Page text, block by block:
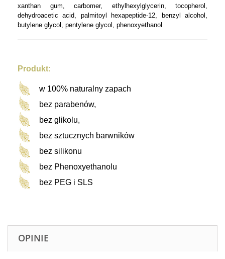
xanthan gum, carbomer, ethylhexylglycerin, tocopherol ,
dehydroacetic
acid, palmitoyl hexapeptide-12, benzylalcohol ,
butylene glycol , pentylene glycol , phenoxyethanol
Produkt:
w 100% naturalny zapach
bez parabenów,
bez glikolu,
bez sztucznych barwników
bez silikonu
bez Phenoxyethanolu
bez PEG i SLS
OPINIE